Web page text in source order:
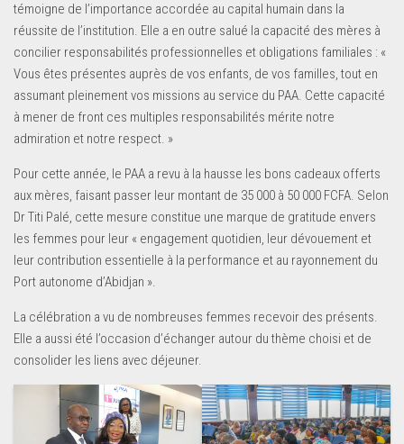
témoigne de l’importance accordée au capital humain dans la
réussite de l’institution. Elle a en outre salué la capacité des mères à
concilier responsabilités professionnelles et obligations familiales : «
Vous êtes présentes auprès de vos enfants, de vos familles, tout en
assumant pleinement vos missions au service du PAA. Cette capacité
à mener de front ces multiples responsabilités mérite notre
admiration et notre respect. »
Pour cette année, le PAA a revu à la hausse les bons cadeaux offerts
aux mères, faisant passer leur montant de 35 000 à 50 000 FCFA. Selon
Dr Titi Palé, cette mesure constitue une marque de gratitude envers
les femmes pour leur « engagement quotidien, leur dévouement et
leur contribution essentielle à la performance et au rayonnement du
Port autonome d’Abidjan ».
La célébration a vu de nombreuses femmes recevoir des présents.
Elle a aussi été l’occasion d’échanger autour du thème choisi et de
consolider les liens avec déjeuner.